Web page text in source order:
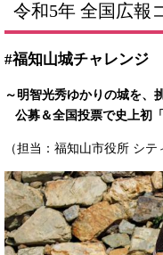
令和5年 全国広報
#福知山城チャレンジ
～明智光秀ゆかりの城を、
公募＆全国投票で史上初
（担当：福知山市役所 シテ